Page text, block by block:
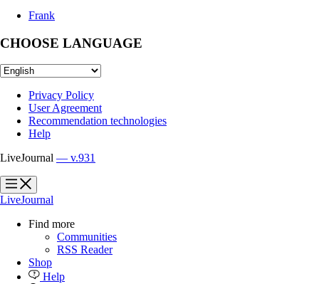
Frank
CHOOSE LANGUAGE
Privacy Policy
User Agreement
Recommendation technologies
Help
LiveJournal — v.931
?
?
LiveJournal
Find more
Communities
RSS Reader
Shop
Help